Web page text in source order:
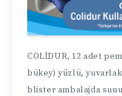
COLİDUR, 12 adet
bükey) yüzlü,
blister ambalajda